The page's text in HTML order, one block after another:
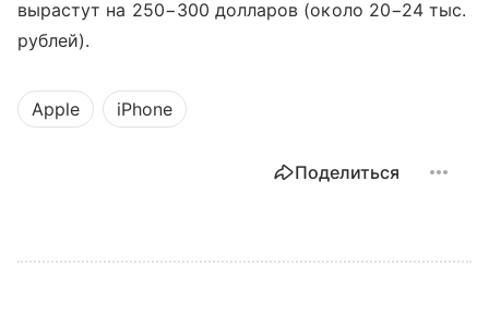
вырастут на 250−300 долларов (около 20−24 тыс.
рублей).
Apple iPhone
Поделиться